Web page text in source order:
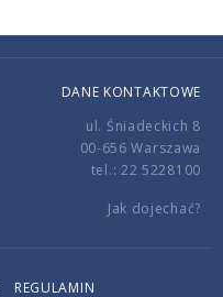
DANE KONTAKTOWE
ul. Śniadeckich 8
00-656 Warszawa
tel.: 22 5228100
Jak dojechać?
REGULAMIN